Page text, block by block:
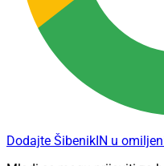
Dodajte ŠibenikIN u